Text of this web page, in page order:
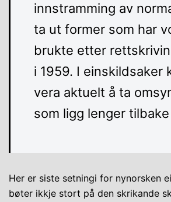
innstramming av
ta ut former som har
brukte etter
i 1959. I einskildsaker
vera aktuelt å ta
som ligg lenger
Her er siste setningi for nynorsken
bøter ikkje stort på den skrikande